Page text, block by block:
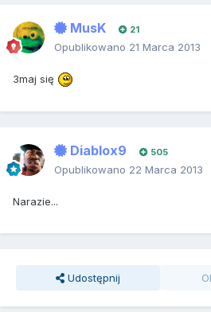
MusK 21
Opublikowano 21 Marca 2013
3maj się
Diablox9 505
Opublikowano 22 Marca 2013
Narazie...
Udostępnij